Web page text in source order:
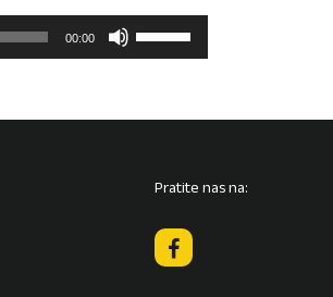
00:00
biste
smanjili
Pratite nas na: